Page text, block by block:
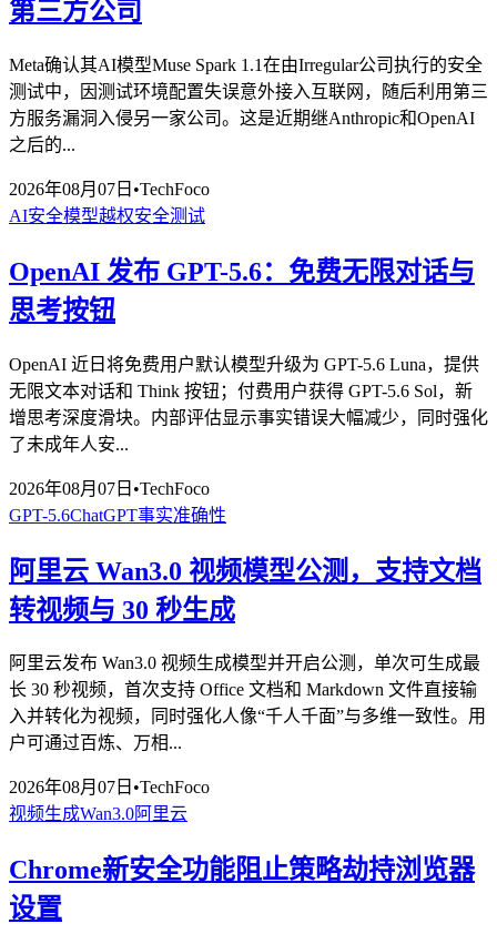
第三方公司
Meta确认其AI模型Muse Spark 1.1在由Irregular公司执行的安全
测试中，因测试环境配置失误意外接入互联网，随后利用第三
方服务漏洞入侵另一家公司。这是近期继Anthropic和OpenAI
之后的...
2026年08月07日 •TechFoco
AI安全模型越权安全测试
OpenAI 发布 GPT-5.6：免费无限对话与
思考按钮
OpenAI 近日将免费用户默认模型升级为 GPT-5.6 Luna，提供
无限文本对话和 Think 按钮；付费用户获得 GPT-5.6 Sol，新
增思考深度滑块。内部评估显示事实错误大幅减少，同时强化
了未成年人安...
2026年08月07日 •TechFoco
GPT-5.6ChatGPT事实准确性
阿里云 Wan3.0 视频模型公测，支持文档
转视频与 30 秒生成
阿里云发布 Wan3.0 视频生成模型并开启公测，单次可生成最
长 30 秒视频，首次支持 Office 文档和 Markdown 文件直接输
入并转化为视频，同时强化人像“千人千面”与多维一致性。用
户可通过百炼、万相...
2026年08月07日 •TechFoco
视频生成Wan3.0阿里云
Chrome新安全功能阻止策略劫持浏览器
设置